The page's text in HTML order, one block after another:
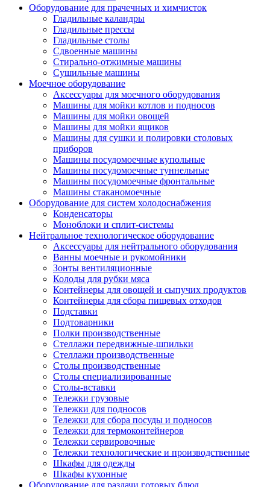
Оборудование для прачечных и химчисток
Гладильные каландры
Гладильные прессы
Гладильные столы
Сдвоенные машины
Стирально-отжимные машины
Сушильные машины
Моечное оборудование
Аксессуары для моечного оборудования
Машины для мойки котлов и подносов
Машины для мойки овощей
Машины для мойки ящиков
Машины для сушки и полировки столовых
приборов
Машины посудомоечные купольные
Машины посудомоечные туннельные
Машины посудомоечные фронтальные
Машины стаканомоечные
Оборудование для систем холодоснабжения
Конденсаторы
Моноблоки и сплит-системы
Нейтральное технологическое оборудование
Аксессуары для нейтрального оборудования
Ванны моечные и рукомойники
Зонты вентиляционные
Колоды для рубки мяса
Контейнеры для овощей и сыпучих продуктов
Контейнеры для сбора пищевых отходов
Подставки
Подтоварники
Полки производственные
Стеллажи передвижные-шпильки
Стеллажи производственные
Столы производственные
Столы специализированные
Столы-вставки
Тележки грузовые
Тележки для подносов
Тележки для сбора посуды и подносов
Тележки для термоконтейнеров
Тележки сервировочные
Тележки технологические и производственные
Шкафы для одежды
Шкафы кухонные
Оборудование для раздачи готовых блюд